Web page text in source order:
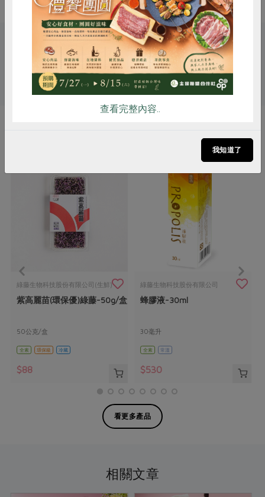
關鍵字
# 綠藤 # 洗髮精
綠藤生物科技股份有限公司(生鮮)
紫高麗苗(環保優)綠藤-50g/盒
50公克/盒
全素 環保級 冷藏
$88
綠藤生物科技股份有限公司
蜂膠液-30ml
30毫升
全素 常溫
$530
看更多產品
相關文章
惜食 RPET 食譜 減硝酸鹽
雞蛋 食安 共同購買
查看完整內容..
我知道了